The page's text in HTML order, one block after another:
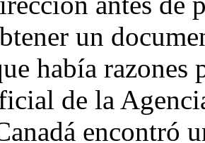
un
había razones
de la
encontró